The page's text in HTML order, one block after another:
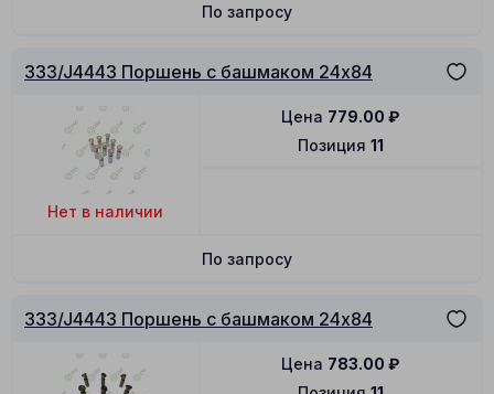
По запросу
333/J4443 Поршень с башмаком 24x84
Нет в наличии
Позиция 11
Цена 779.00 ₽
По запросу
333/J4443 Поршень с башмаком 24x84
Цена 783.00 ₽